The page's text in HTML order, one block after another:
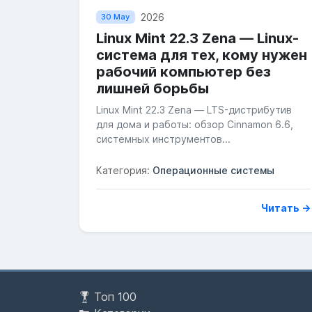
30 May 2026
Linux Mint 22.3 Zena — Linux-
система для тех, кому нужен
рабочий компьютер без
лишней борьбы
Linux Mint 22.3 Zena — LTS-дистрибутив
для дома и работы: обзор Cinnamon 6.6,
системных инструментов...
Категория: Операционные системы
Читать →
Топ 100